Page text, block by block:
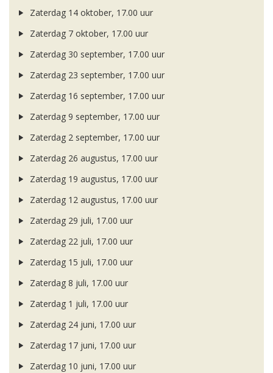
Zaterdag 14 oktober, 17.00 uur
Zaterdag 7 oktober, 17.00 uur
Zaterdag 30 september, 17.00 uur
Zaterdag 23 september, 17.00 uur
Zaterdag 16 september, 17.00 uur
Zaterdag 9 september, 17.00 uur
Zaterdag 2 september, 17.00 uur
Zaterdag 26 augustus, 17.00 uur
Zaterdag 19 augustus, 17.00 uur
Zaterdag 12 augustus, 17.00 uur
Zaterdag 29 juli, 17.00 uur
Zaterdag 22 juli, 17.00 uur
Zaterdag 15 juli, 17.00 uur
Zaterdag 8 juli, 17.00 uur
Zaterdag 1 juli, 17.00 uur
Zaterdag 24 juni, 17.00 uur
Zaterdag 17 juni, 17.00 uur
Zaterdag 10 juni, 17.00 uur